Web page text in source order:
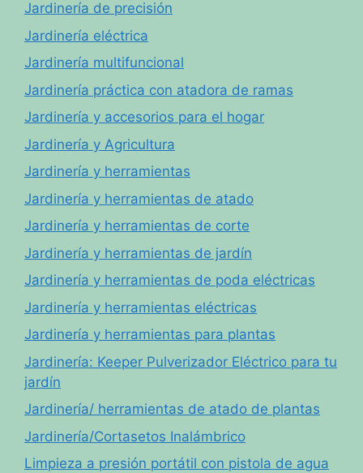
Jardinería de precisión
Jardinería eléctrica
Jardinería multifuncional
Jardinería práctica con atadora de ramas
Jardinería y accesorios para el hogar
Jardinería y Agricultura
Jardinería y herramientas
Jardinería y herramientas de atado
Jardinería y herramientas de corte
Jardinería y herramientas de jardín
Jardinería y herramientas de poda eléctricas
Jardinería y herramientas eléctricas
Jardinería y herramientas para plantas
Jardinería: Keeper Pulverizador Eléctrico para tu
jardín
Jardinería/ herramientas de atado de plantas
Jardinería/Cortasetos Inalámbrico
Limpieza a presión portátil con pistola de agua